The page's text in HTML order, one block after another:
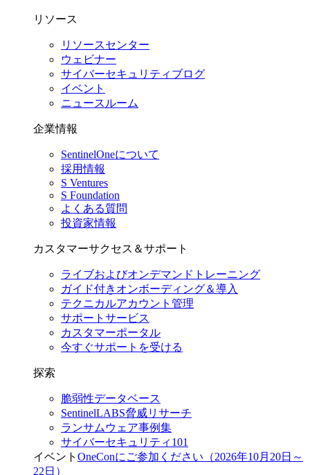
リソース
リソースセンター
ウェビナー
サイバーセキュリティブログ
イベント
ニュースルーム
企業情報
SentinelOneについて
採用情報
S Ventures
S Foundation
よくある質問
投資家情報
カスタマーサクセス＆サポート
ライブおよびオンデマンドトレーニング
ガイド付きオンボーディング＆導入
テクニカルアカウント管理
サポートサービス
カスタマーポータル
今すぐサポートを受ける
探索
脆弱性データベース
SentinelLABS脅威リサーチ
ランサムウェア事例集
サイバーセキュリティ101
イベント OneConにご参加ください（2026年10月20日～
22日）